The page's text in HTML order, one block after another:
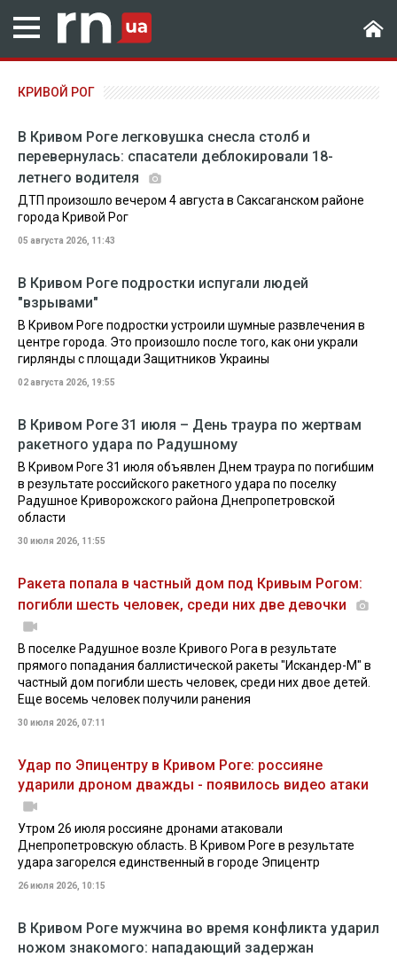
КРИВОЙ РОГ
В Кривом Роге легковушка снесла столб и
перевернулась: спасатели деблокировали 18-
летнего водителя
ДТП произошло вечером 4 августа в Саксаганском районе
города Кривой Рог
05 августа 2026, 11:43
В Кривом Роге подростки испугали людей
"взрывами"
В Кривом Роге подростки устроили шумные развлечения в
центре города. Это произошло после того, как они украли
гирлянды с площади Защитников Украины
02 августа 2026, 19:55
В Кривом Роге 31 июля – День траура по жертвам
ракетного удара по Радушному
В Кривом Роге 31 июля объявлен Днем траура по погибшим
в результате российского ракетного удара по поселку
Радушное Криворожского района Днепропетровской
области
30 июля 2026, 11:55
Ракета попала в частный дом под Кривым Рогом:
погибли шесть человек, среди них две девочки
В поселке Радушное возле Кривого Рога в результате
прямого попадания баллистической ракеты "Искандер-М" в
частный дом погибли шесть человек, среди них двое детей.
Еще восемь человек получили ранения
30 июля 2026, 07:11
Удар по Эпицентру в Кривом Роге: россияне
ударили дроном дважды - появилось видео атаки
Утром 26 июля россияне дронами атаковали
Днепропетровскую область. В Кривом Роге в результате
удара загорелся единственный в городе Эпицентр
26 июля 2026, 10:15
В Кривом Роге мужчина во время конфликта ударил
ножом знакомого: нападающий задержан